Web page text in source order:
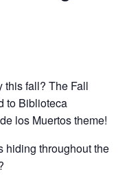
this fall? The Fall
to Biblioteca
los Muertos theme!
hiding throughout the